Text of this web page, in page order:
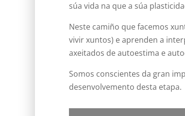
súa vida na que a súa
Neste camiño que facemos
vivir xuntos) e aprenden a
axeitados de autoestima e
Somos conscientes da gran
desenvolvemento desta etapa.